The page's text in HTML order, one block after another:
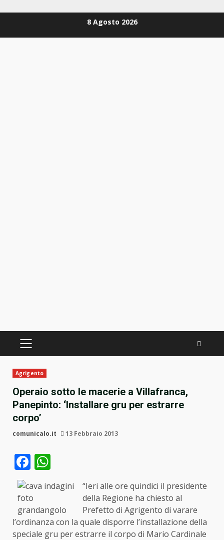
8 Agosto 2026
PRIMÄRES
Agrigento
Operaio sotto le macerie a Villafranca,
Panepinto: ‘Installare gru per estrarre
corpo’
comunicalo.it 13 Febbraio 2013
Facebook
“Ieri alle ore quindici il presidente
della Regione ha chiesto al
Prefetto di Agrigento di varare
l’ordinanza con la quale disporre l’installazione della
speciale gru per estrarre il corpo di Mario Cardinale